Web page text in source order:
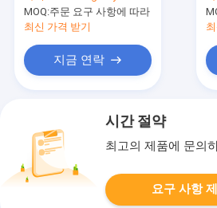
MOQ:주문 요구 사항에 따라
최신 가격 받기
지금 연락
시간 절약
최고의 제품에 문의
요구 사항